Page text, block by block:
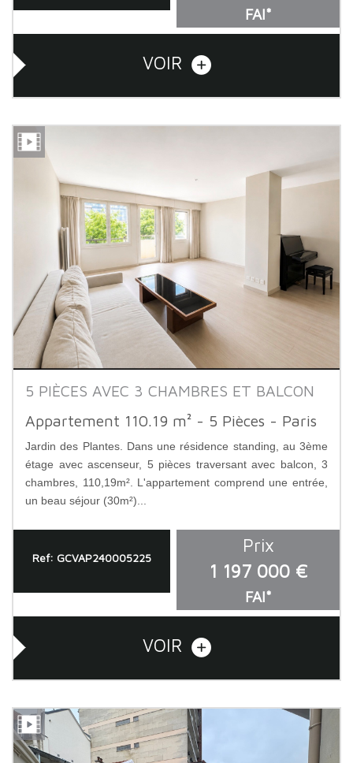
FAI*
VOIR
5 PIÈCES AVEC 3 CHAMBRES ET BALCON
Appartement 110.19 m² - 5 Pièces - Paris
Jardin des Plantes. Dans une résidence standing, au 3ème
étage avec ascenseur, 5 pièces traversant avec balcon, 3
chambres, 110,19m². L'appartement comprend une entrée,
un beau séjour (30m²)...
Ref: GCVAP240005225
Prix
1 197 000 €
FAI*
VOIR